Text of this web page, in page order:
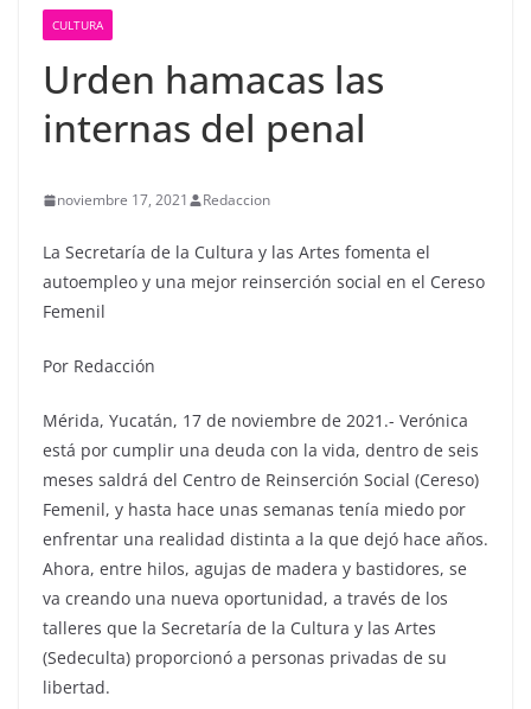
CULTURA
Urden hamacas las
internas del penal
noviembre 17, 2021 Redaccion
La Secretaría de la Cultura y las Artes fomenta el
autoempleo y una mejor reinserción social en el Cereso
Femenil
Por Redacción
Mérida, Yucatán, 17 de noviembre de 2021.- Verónica
está por cumplir una deuda con la vida, dentro de seis
meses saldrá del Centro de Reinserción Social (Cereso)
Femenil, y hasta hace unas semanas tenía miedo por
enfrentar una realidad distinta a la que dejó hace años.
Ahora, entre hilos, agujas de madera y bastidores, se
va creando una nueva oportunidad, a través de los
talleres que la Secretaría de la Cultura y las Artes
(Sedeculta) proporcionó a personas privadas de su
libertad.